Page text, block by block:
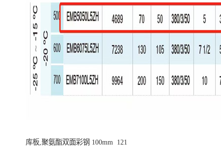
库板,聚氨酯双面彩钢 100mm 121